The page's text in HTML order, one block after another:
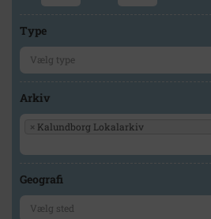
Type
Arkiv
× Kalundborg Lokalarkiv
Geografi